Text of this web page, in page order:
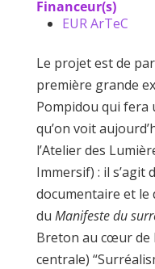
Financeur(s)
EUR ArTeC
Le projet est de
première grande
Pompidou qui fera
qu’on voit
l’Atelier des
Immersif) : il s’agit
documentaire et
du Manifeste du
Breton au cœur de
centrale)